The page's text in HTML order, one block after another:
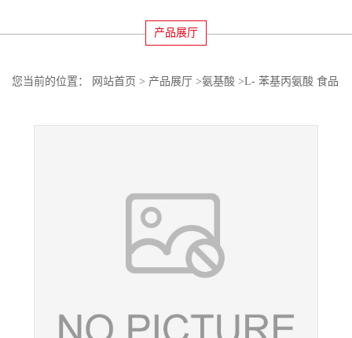
产品展厅
您当前的位置： 网站首页 > 产品展厅 >氨基酸 >L- 苯基丙氨酸 食品